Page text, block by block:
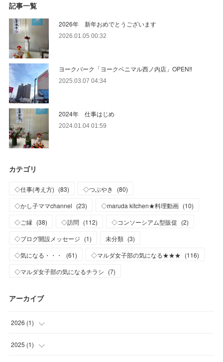
記事一覧
2026年 新年おめでとうございます
2026.01.05 00:32
ヨークパーク「ヨークベニマル西ノ内店」OPEN‼
2025.03.07 04:34
2024年 仕事はじめ
2024.01.04 01:59
カテゴリ
◇仕事(考え方) (83) ◇つぶやき (80)
◇かし子ママchannel (23) ◇maruda kitchen★料理動画 (10)
◇ご縁 (38) ◇訪問 (112) ◇コンソーシアム型販促 (2)
◇ブログ開設メッセージ (1) 未分類 (3)
◇気になる・・・
(61) ◇マルダ女子部の気になる★★★ (116)
◇マルダ女子部の気になるチラシ (7)
アーカイブ
2026 (1)
( )
2025 (1)